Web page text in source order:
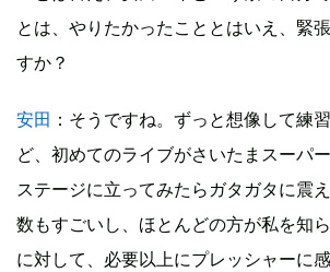
とは、やりたかったこととはいえ、緊
すか？
安田 ：そうですね。ずっと想像して練
ど、初めてのライブがさいたまスーパ
ステージに立ってみたらガタガタに震
数もすごいし、ほとんどの方が私を知
に対して、必要以上にプレッシャーに